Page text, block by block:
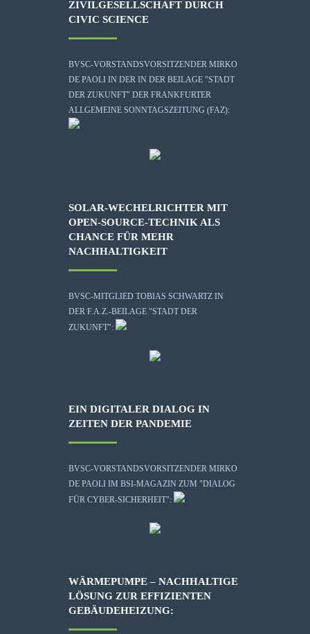
ZIVILGESELLSCHAFT DURCH
CIVIC SCIENCE
BVSC-VORSTANDSVORSITZENDER MIRKO
DE PAOLI IN DER IN DER BEILAGE "STADT
DER ZUKUNFT" DER FRANKFURTER
ALLGEMEINE SONNTAGSZEITUNG (FAZ):
SOLAR-WECHELRICHTER MIT
OPEN-SOURCE-TECHNIK ALS
CHANCE FÜR MEHR
NACHHALTIGKEIT
BVSC-MITGLIED TOBIAS SCHWARTZ IN
DER F.A.Z.-BEILAGE "STADT DER
ZUKUNFT":
EIN DIGITALER DIALOG IN
ZEITEN DER PANDEMIE
BVSC-VORSTANDSVORSITZENDER MIRKO
DE PAOLI IM BSI-MAGAZIN ZUM "DIALOG
FÜR CYBER-SICHERHEIT":
WÄRMEPUMPE – NACHHALTIGE
LÖSUNG ZUR EFFIZIENTEN
GEBÄUDEHEIZUNG: